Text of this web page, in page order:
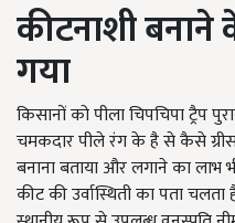
कीटनाशी बनाने
गया
किसानों को पीला चिपचिपा ट्रैप
चमकदार पीले रंग के है से कैसे
बनाना बताया और लगाने का लाभ
कीट की उर्वास्थिती का पता